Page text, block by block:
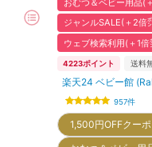
おむつ＆ベビー用品(
ジャンルSALE(＋2倍
ウェブ検索利用(＋1倍
4223ポイント 送料
楽天24 ベビー館
957件
1,500円OFFクー